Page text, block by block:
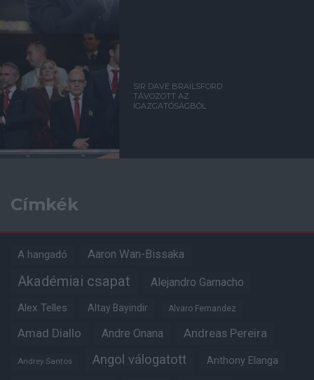
SIR DAVE BRAILSFORD
TÁVOZOTT AZ
IGAZGATÓSÁGBÓL
Címkék
A hangadó Aaron Wan-Bissaka
Akadémiai csapat Alejandro Garnacho
Alex Telles Altay Bayindir Alvaro Fernandez
Amad Diallo Andre Onana Andreas Pereira
Andrey Santos Angol válogatott Anthony Elanga